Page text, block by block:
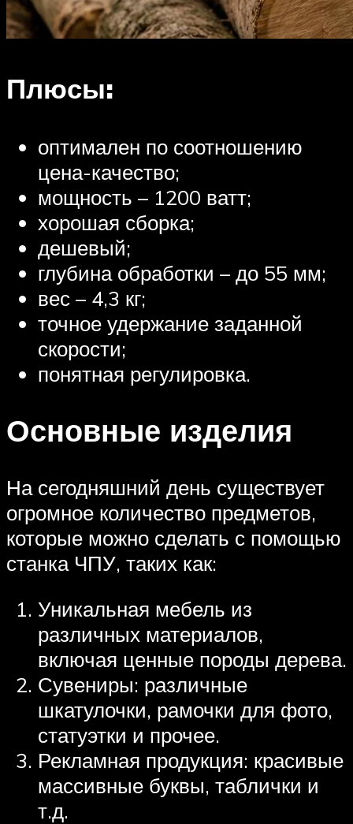
Плюсы:
оптимален по соотношению
цена-качество;
мощность – 1200 ватт;
хорошая сборка;
дешевый;
глубина обработки – до 55 мм;
вес – 4,3 кг;
точное удержание заданной
скорости;
понятная регулировка.
Основные изделия
На сегодняшний день существует
огромное количество предметов,
которые можно сделать с помощью
станка ЧПУ, таких как:
Уникальная мебель из
различных материалов,
включая ценные породы дерева.
Сувениры: различные
шкатулочки, рамочки для фото,
статуэтки и прочее.
Рекламная продукция: красивые
массивные буквы, таблички и
т.д.